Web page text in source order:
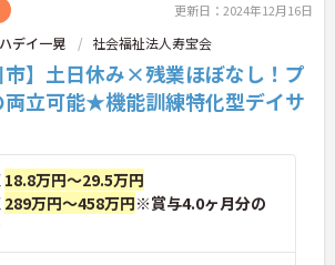
更新日：2024年12月16日
デイ一晃 社会福祉法人寿宝会
市】土日休み×残業ほぼなし！プ
両立可能★機能訓練特化型デイサ
18.8万円～29.5万円
289万円～458万円※賞与4.0ヶ月分の